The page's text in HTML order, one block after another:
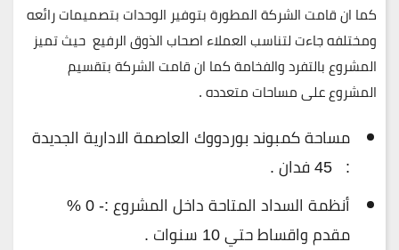
كما ان قامت الشركة المطورة بتوفير الوحدات بتصميمات رائعه
ومختلفه جاءت لتناسب العملاء اصحاب الذوق الرفيع حيث تميز
المشروع بالتفرد والفخامة كما ان قامت الشركة بتقسيم
المشروع على مساحات متعدده .
مساحة كمبوند بوردووك العاصمة الادارية الجديدة
: 45 فدان .
أنظمة السداد المتاحة داخل المشروع :- 0 %
مقدم واقساط حتي 10 سنوات .